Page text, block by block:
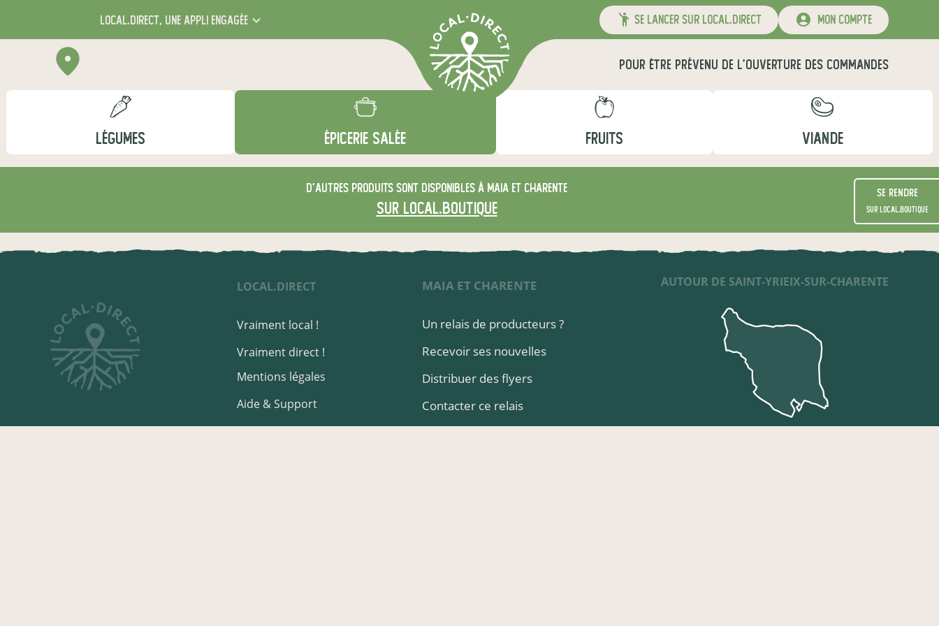
local.direct, une appli engagée se lancer sur local.direct mon compte
POUR ÊTRE PRÉVENU DE L'OUVERTURE DES COMMANDES
LÉGUMES ÉPICERIE SALÉE FRUITS VIANDE
D'autres produits sont disponibles à maia et charente
sur local.boutique
Se rendre
sur local.boutique
LOCAL.DIRECT
Vraiment local !
Vraiment direct !
Mentions légales
Aide & Support
MAIA ET CHARENTE
Un relais de producteurs ?
Recevoir ses nouvelles
Distribuer des flyers
Contacter ce relais
AUTOUR DE SAINT-YRIEIX-SUR-CHARENTE